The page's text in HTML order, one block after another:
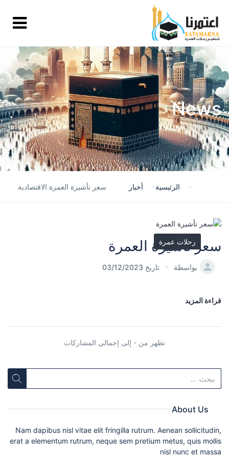
News
الرئيسية أخبار سعر تأشيرة العمرة الاقتصادية
رحلات عمرة
سعر تأشيرة العمرة
بواسطة تاريخ 03/12/2023
قراءة المزيد
تظهر من - إلى إجمالي المشاركات
About Us
Nam dapibus nisl vitae elit fringilla rutrum. Aenean sollicitudin,
erat a elementum rutrum, neque sem pretium metus, quis mollis
nisl nunc et massa